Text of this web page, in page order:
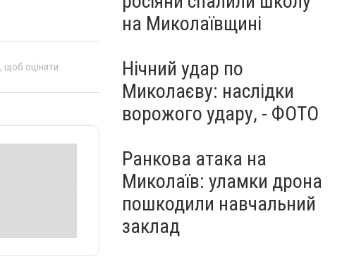
, щоб оцінити
на Миколаївщині
Нічний удар по
Миколаєву: наслідки
ворожого удару, - ФОТО
Ранкова атака на
Миколаїв: уламки дрона
пошкодили навчальний
заклад